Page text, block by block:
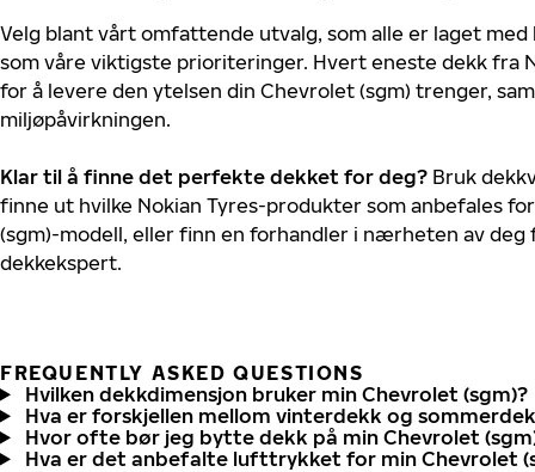
Velg blant vårt omfattende utvalg, som alle er laget
som våre viktigste prioriteringer. Hvert eneste dekk fra
for å levere den ytelsen din Chevrolet (sgm) trenger,
miljøpåvirkningen.
Klar til å finne det perfekte dekket for deg? Bruk
finne ut hvilke Nokian Tyres-produkter som anbefales
(sgm)-modell, eller finn en forhandler i nærheten av deg
dekkekspert.
FREQUENTLY ASKED QUESTIONS
Hvilken dekkdimensjon bruker min Chevrolet (sgm)?
Hva er forskjellen mellom vinterdekk og
Hvor ofte bør jeg bytte dekk på min Chevrolet
Hva er det anbefalte lufttrykket for min Chevrolet